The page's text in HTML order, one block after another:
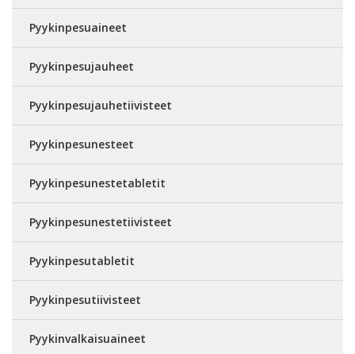
Pyykinpesuaineet
Pyykinpesujauheet
Pyykinpesujauhetiivisteet
Pyykinpesunesteet
Pyykinpesunestetabletit
Pyykinpesunestetiivisteet
Pyykinpesutabletit
Pyykinpesutiivisteet
Pyykinvalkaisuaineet